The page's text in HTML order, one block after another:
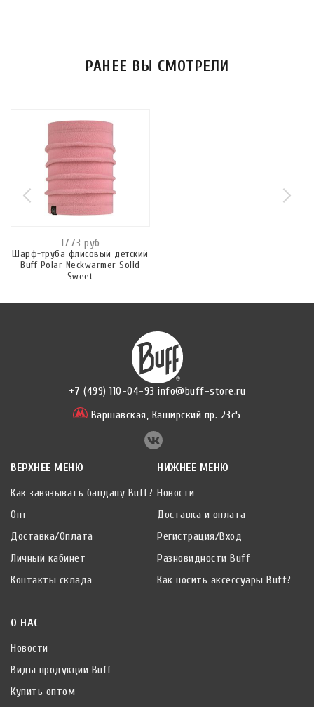
РАНЕЕ ВЫ СМОТРЕЛИ
1773 руб
Шарф-труба флисовый детский
Buff Polar Neckwarmer Solid
Sweet
+7 (499) 110-04-93 info@buff-store.ru
Варшавская, Каширский пр. 23с5
ВЕРХНЕЕ МЕНЮ
Как завязывать бандану Buff?
Опт
Доставка/Оплата
Личный кабинет
Контакты склада
НИЖНЕЕ МЕНЮ
Новости
Доставка и оплата
Регистрация/Вход
Разновидности Buff
Как носить аксессуары Buff?
О НАС
Новости
Виды продукции Buff
Купить оптом